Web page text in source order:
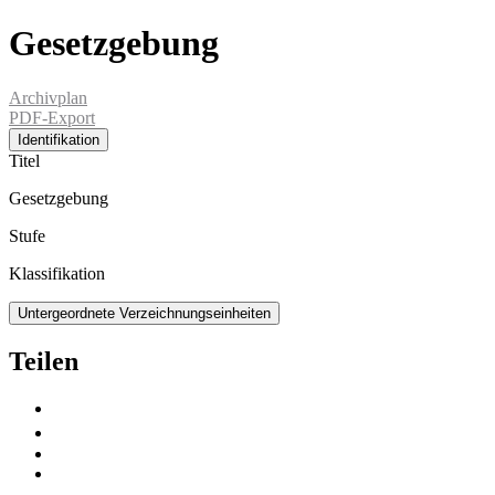
Gesetzgebung
Archivplan
PDF-Export
Identifikation
Titel
Gesetzgebung
Stufe
Klassifikation
Untergeordnete Verzeichnungseinheiten
Teilen